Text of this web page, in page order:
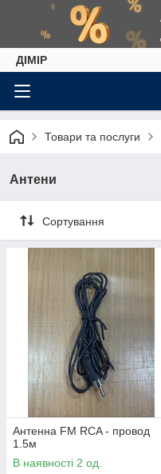
ДІМІР
Товари та послуги
Антени
Сортування
Антенна FM RCA - провод
1.5м
В наявності 2 од.